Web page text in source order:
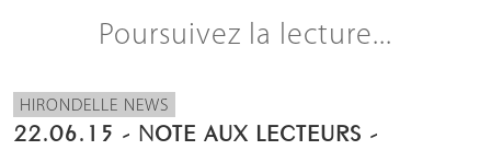
Poursuivez la lecture...
HIRONDELLE NEWS
22.06.15 - NOTE AUX LECTEURS -